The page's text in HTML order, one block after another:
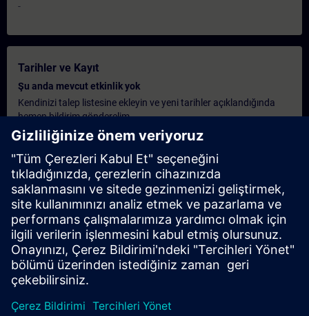
-
Tarihler ve Kayıt
Şu anda mevcut etkinlik yok
Kendinizi talep listesine ekleyin ve yeni tarihler açıklandığında
hemen bildirim gönderelim.
Bildirim hizmetini etkinleştirin
Kişiselleştirilmiş Teklif
Eğer bu eğitim için standart liste fiyatı teklifi gerekiyorsa, örneğin
satın alma departmanınız için, lütfen aşağıdaki linke tıklayın.
Önce bazı kişisel bilgileri vermeniz gerekiyor, ardından size bir
teklif e-posta ile gönderilecek.
Teklif Ver